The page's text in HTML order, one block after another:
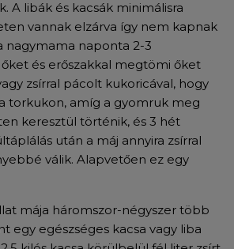
A libák és kacsák minimálisra
vannak elzárva így nem kapnak
nagymama naponta 2-3
és erőszakkal megtömi őket
zsírral pácolt kukoricával, hogy
torkukon, amíg a gyomruk meg
keresztül történik, és 3 hét
után a máj annyira zsírral
válik. Alapvetően ez egy
mája háromszor-négyszer több
egy egészséges kacsa vagy liba